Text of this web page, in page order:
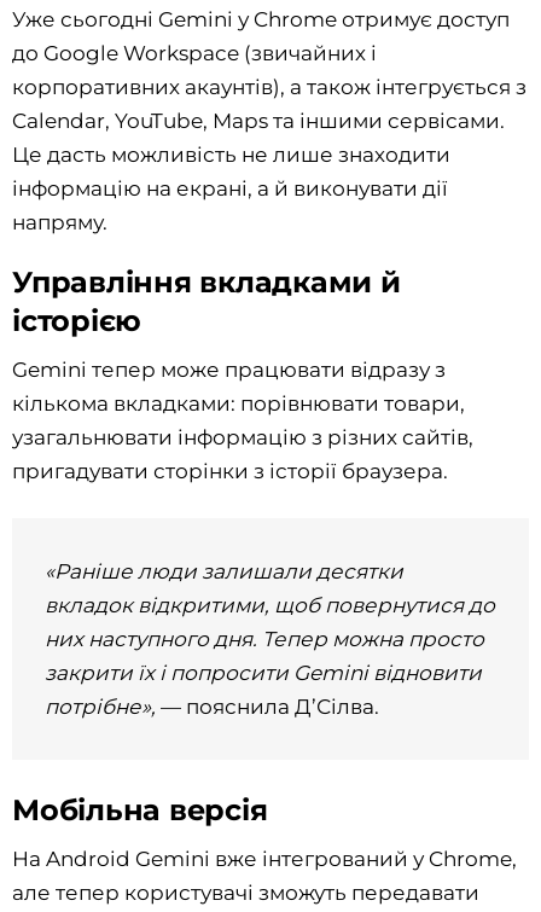
Уже сьогодні Gemini у Chrome отримує доступ
до Google Workspace (звичайних і
корпоративних акаунтів), а також інтегрується з
Calendar, YouTube, Maps та іншими сервісами.
Це дасть можливість не лише знаходити
інформацію на екрані, а й виконувати дії
напряму.
Управління вкладками й
історією
Gemini тепер може працювати відразу з
кількома вкладками: порівнювати товари,
узагальнювати інформацію з різних сайтів,
пригадувати сторінки з історії браузера.
«Раніше люди залишали десятки
вкладок відкритими, щоб повернутися до
них наступного дня. Тепер можна просто
закрити їх і попросити Gemini відновити
потрібне», — пояснила Д’Сілва.
Мобільна версія
На Android Gemini вже інтегрований у Chrome,
але тепер користувачі зможуть передавати